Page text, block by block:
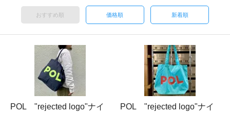
おすすめ順 価格順 新着順
POL "rejected logo"ナイ
POL "rejected logo"ナイ